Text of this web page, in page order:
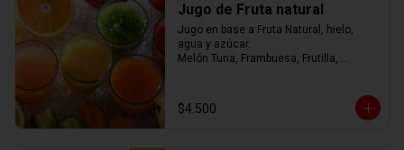
Jugo de Fruta natural
Jugo en base a Fruta Natural, hielo,
agua y azúcar.
Melón Tuna, Frambuesa, Frutilla,
eliges
$4.500